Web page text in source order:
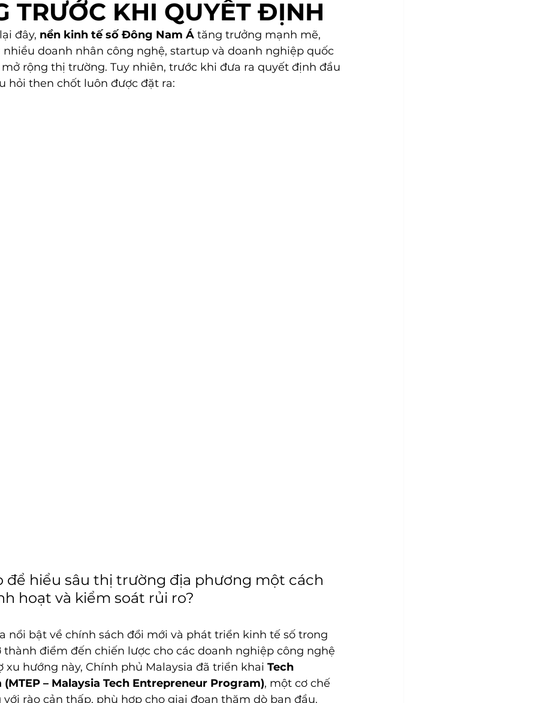
TRƯỚC KHI QUYẾT ĐỊNH
đây, nền kinh tế số Đông Nam Á tăng trưởng mạnh mẽ,
doanh nhân công nghệ, startup và doanh nghiệp quốc
rộng thị trường. Tuy nhiên, trước khi đưa ra quyết định đầu
hỏi then chốt luôn được đặt ra:
để hiểu sâu thị trường địa phương một cách
hoạt và kiểm soát rủi ro?
nổi bật về chính sách đổi mới và phát triển kinh tế số trong
thành điểm đến chiến lược cho các doanh nghiệp công nghệ
xu hướng này, Chính phủ Malaysia đã triển khai Tech
– Malaysia Tech Entrepreneur Program), một cơ chế
rào cản thấp, phù hợp cho giai đoạn thăm dò ban đầu.